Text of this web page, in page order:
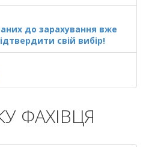
до зарахування вже
свій вибір!
ФАХІВЦЯ